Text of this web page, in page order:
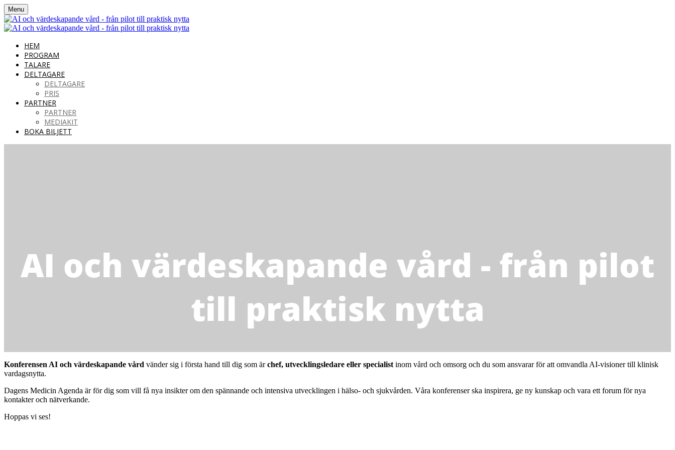
Menu
HEM
PROGRAM
TALARE
DELTAGARE
DELTAGARE
PRIS
PARTNER
PARTNER
MEDIAKIT
BOKA BILJETT
AI och värdeskapande vård - från pilot
till praktisk nytta
Konferensen AI och värdeskapande vård vänder sig i första hand till dig som ärchef, utvecklingsledare eller specialist inom vård och omsorg och du som ansvarar för att omvandla AI-visioner till klinisk
vardagsnytta.
Dagens Medicin Agenda är för dig som vill få nya insikter om den spännande och intensiva utvecklingen i hälso- och sjukvården. Våra konferenser ska inspirera, ge ny kunskap och vara ett forum för nya
kontakter och nätverkande.
Hoppas vi ses!